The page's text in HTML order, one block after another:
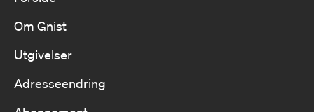
Om Gnist
Utgivelser
Adresseendring